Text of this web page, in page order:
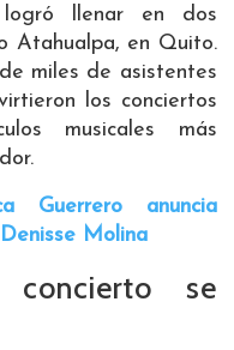
llenar en dos
Atahualpa, en Quito.
miles de asistentes
los conciertos
musicales más
Guerrero anuncia
Molina
se